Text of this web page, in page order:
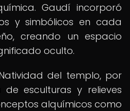
Gaudí incorporó
y simbólicos en cada
creando un espacio
oculto.
del templo, por
esculturas y relieves
alquímicos como